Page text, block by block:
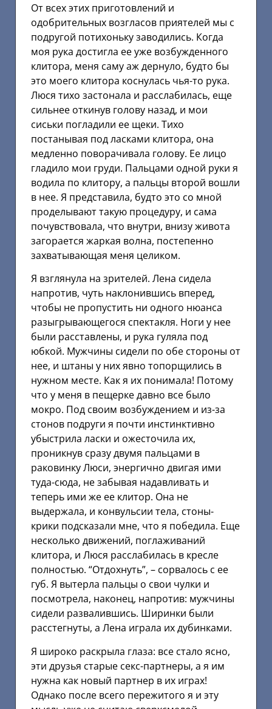
От всех этих приготовлений и
одобрительных возгласов приятелей мы с
подругой потихоньку заводились. Когда
моя рука достигла ее уже возбужденного
клитора, меня саму аж дернуло, будто бы
это моего клитора коснулась чья-то рука.
Люся тихо застонала и расслабилась, еще
сильнее откинув голову назад, и мои
сиськи погладили ее щеки. Тихо
постанывая под ласками клитора, она
медленно поворачивала голову. Ее лицо
гладило мои груди. Пальцами одной руки я
водила по клитору, а пальцы второй вошли
в нее. Я представила, будто это со мной
проделывают такую процедуру, и сама
почувствовала, что внутри, внизу живота
загорается жаркая волна, постепенно
захватывающая меня целиком.
Я взглянула на зрителей. Лена сидела
напротив, чуть наклонившись вперед,
чтобы не пропустить ни одного нюанса
разыгрывающегося спектакля. Ноги у нее
были расставлены, и рука гуляла под
юбкой. Мужчины сидели по обе стороны от
нее, и штаны у них явно топорщились в
нужном месте. Как я их понимала! Потому
что у меня в пещерке давно все было
мокро. Под своим возбуждением и из-за
стонов подруги я почти инстинктивно
убыстрила ласки и ожесточила их,
проникнув сразу двумя пальцами в
раковинку Люси, энергично двигая ими
туда-сюда, не забывая надавливать и
теперь ими же ее клитор. Она не
выдержала, и конвульсии тела, стоны-
крики подсказали мне, что я победила. Еще
несколько движений, поглаживаний
клитора, и Люся расслабилась в кресле
полностью. “Отдохнуть”, – сорвалось с ее
губ. Я вытерла пальцы о свои чулки и
посмотрела, наконец, напротив: мужчины
сидели развалившись. Ширинки были
расстегнуты, а Лена играла их дубинками.
Я широко раскрыла глаза: все стало ясно,
эти друзья старые секс-партнеры, а я им
нужна как новый партнер в их играх!
Однако после всего пережитого я и эту